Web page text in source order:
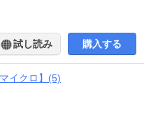
試し読み 購入する
イクロ】(5)